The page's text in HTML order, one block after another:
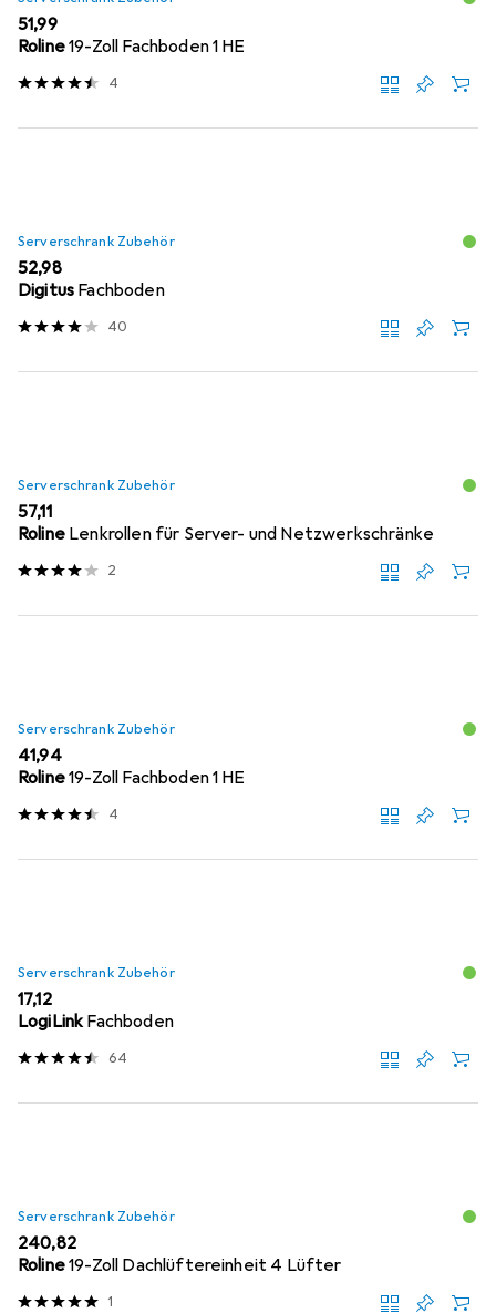
EUR
51,99
Roline19-Zoll Fachboden 1 HE
4
Serverschrank Zubehör
EUR
52,98
Digitus Fachboden
40
Serverschrank Zubehör
EUR
57,11
Roline Lenkrollen für Server- und Netzwerkschränke
2
Serverschrank Zubehör
EUR
41,94
Roline19-Zoll Fachboden 1 HE
4
Serverschrank Zubehör
EUR
17,12
LogiLinkFachboden
64
Serverschrank Zubehör
EUR
240,82
Roline19-Zoll Dachlüftereinheit 4 Lüfter
1